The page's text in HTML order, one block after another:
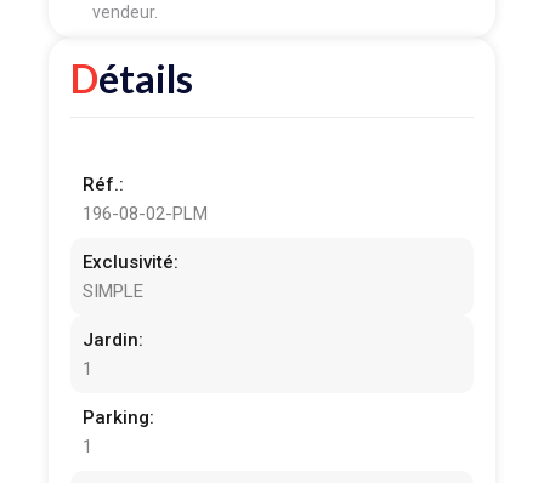
vendeur.
Détails
Réf.:
196-08-02-PLM
Exclusivité:
SIMPLE
Jardin:
1
Parking:
1